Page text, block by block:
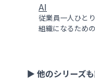
AI
従業員一人ひと
組織になるため
▶ 他のシリーズ